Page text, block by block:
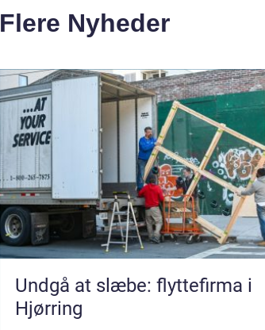
Flere Nyheder
Undgå at slæbe: flyttefirma i
Hjørring